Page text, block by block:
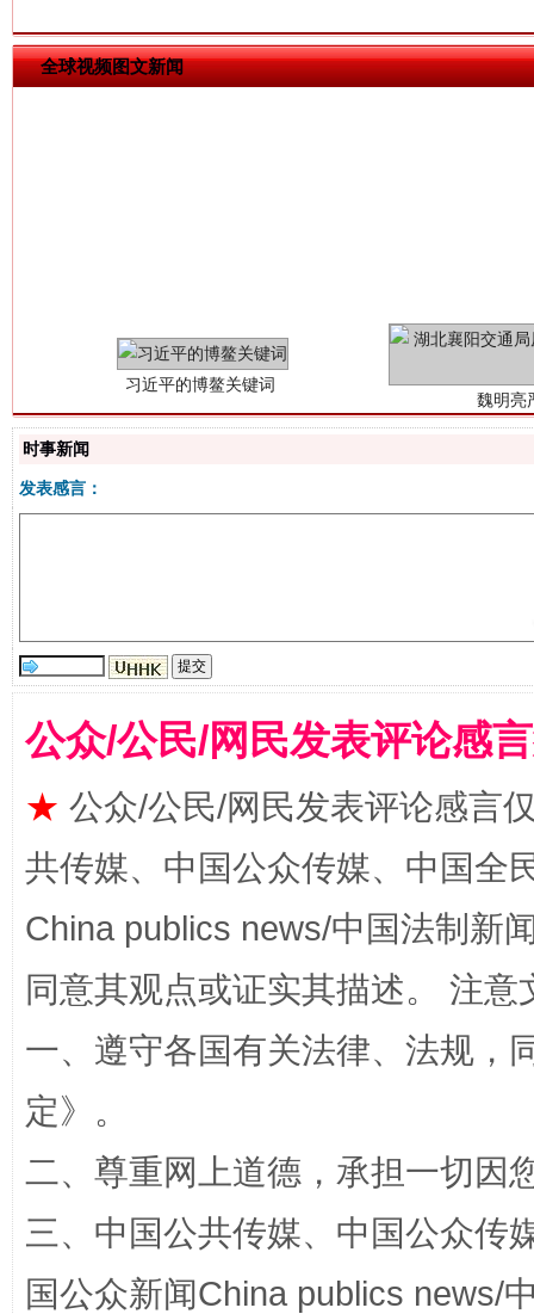
全球视频图文新闻
揭批美国五大"原罪" "炒
解纷+调解+退费，一次搞定
时事新闻
发表感言：
公众/公民/网民发表评论感
★ 公众/公民/网民发表评论感言
共传媒、中国公众传媒、中国全
China publics news/中国法制新
同意其观点或证实其描述。 注
一、遵守各国有关法律、法规，
定》。
二、尊重网上道德，承担一切因
三、中国公共传媒、中国公众传
国公众新闻China publics news/